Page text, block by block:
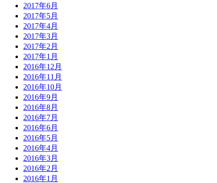
2017年6月
2017年5月
2017年4月
2017年3月
2017年2月
2017年1月
2016年12月
2016年11月
2016年10月
2016年9月
2016年8月
2016年7月
2016年6月
2016年5月
2016年4月
2016年3月
2016年2月
2016年1月